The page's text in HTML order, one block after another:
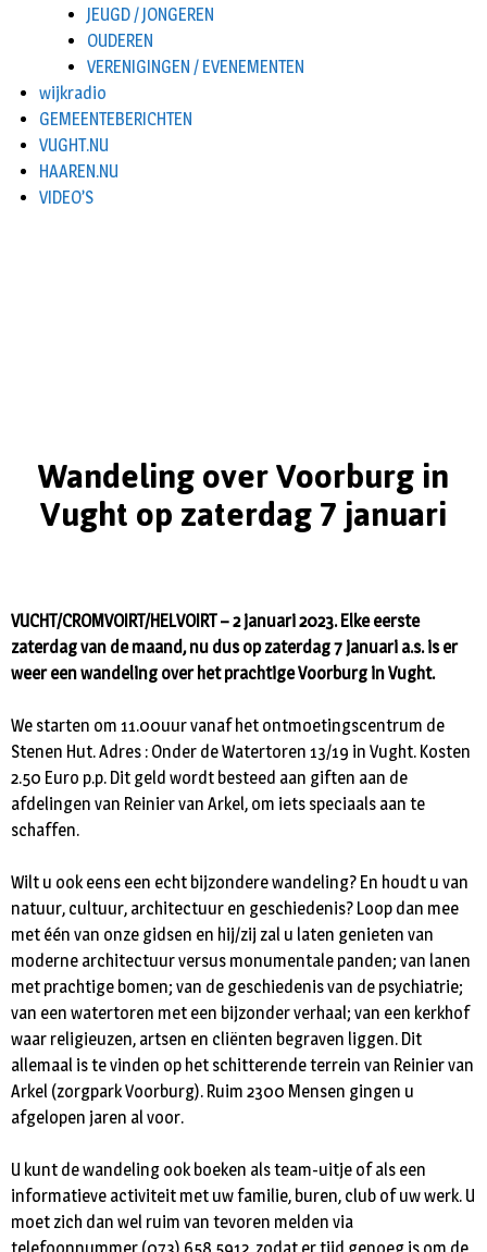
JEUGD / JONGEREN
OUDEREN
VERENIGINGEN / EVENEMENTEN
wijkradio
GEMEENTEBERICHTEN
VUGHT.NU
HAAREN.NU
VIDEO’S
Wandeling over Voorburg in
Vught op zaterdag 7 januari
VUCHT/CROMVOIRT/HELVOIRT – 2 januari 2023. Elke eerste
zaterdag van de maand, nu dus op zaterdag 7 januari a.s. is er
weer een wandeling over het prachtige Voorburg in Vught.
We starten om 11.00uur vanaf het ontmoetingscentrum de
Stenen Hut. Adres : Onder de Watertoren 13/19 in Vught. Kosten
2.50 Euro p.p. Dit geld wordt besteed aan giften aan de
afdelingen van Reinier van Arkel, om iets speciaals aan te
schaffen.
Wilt u ook eens een echt bijzondere wandeling? En houdt u van
natuur, cultuur, architectuur en geschiedenis? Loop dan mee
met één van onze gidsen en hij/zij zal u laten genieten van
moderne architectuur versus monumentale panden; van lanen
met prachtige bomen; van de geschiedenis van de psychiatrie;
van een watertoren met een bijzonder verhaal; van een kerkhof
waar religieuzen, artsen en cliënten begraven liggen. Dit
allemaal is te vinden op het schitterende terrein van Reinier van
Arkel (zorgpark Voorburg). Ruim 2300 Mensen gingen u
afgelopen jaren al voor.
U kunt de wandeling ook boeken als team-uitje of als een
informatieve activiteit met uw familie, buren, club of uw werk. U
moet zich dan wel ruim van tevoren melden via